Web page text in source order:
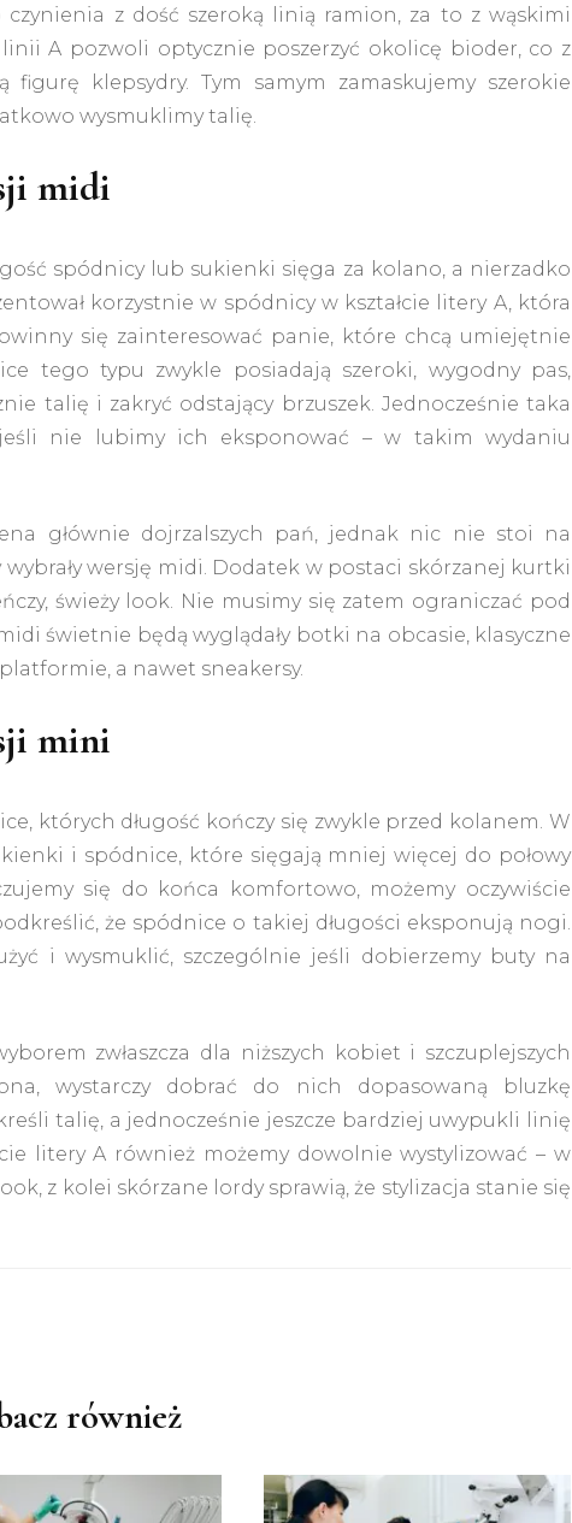
z dość szeroką linią ramion, za to z wąskimi
A pozwoli optycznie poszerzyć okolicę bioder, co z
klepsydry. Tym samym zamaskujemy szerokie
wysmuklimy talię.
midi
spódnicy lub sukienki sięga za kolano, a nierzadko
korzystnie w spódnicy w kształcie litery A, która
się zainteresować panie, które chcą umiejętnie
tego typu zwykle posiadają szeroki, wygodny pas,
talię i zakryć odstający brzuszek. Jednocześnie taka
jeśli nie lubimy ich eksponować – w takim wydaniu
głównie dojrzalszych pań, jednak nic nie stoi na
wybrały wersję midi. Dodatek w postaci skórzanej kurtki
świeży look. Nie musimy się zatem ograniczać pod
świetnie będą wyglądały botki na obcasie, klasyczne
a nawet sneakersy.
mini
których długość kończy się zwykle przed kolanem. W
i spódnice, które sięgają mniej więcej do połowy
się do końca komfortowo, możemy oczywiście
że spódnice o takiej długości eksponują nogi.
i wysmuklić, szczególnie jeśli dobierzemy buty na
zwłaszcza dla niższych kobiet i szczuplejszych
wystarczy dobrać do nich dopasowaną bluzkę
talię, a jednocześnie jeszcze bardziej uwypukli linię
litery A również możemy dowolnie wystylizować – w
z kolei skórzane lordy sprawią, że stylizacja stanie się
również